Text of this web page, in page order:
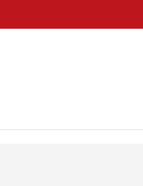
acima de R$ 399,00